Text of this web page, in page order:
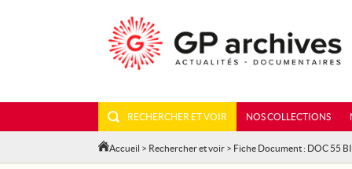
RECHERCHER ET VOIR NOS COLLECTIONS
Accueil > Rechercher et voir > Fiche Document : DOC 55